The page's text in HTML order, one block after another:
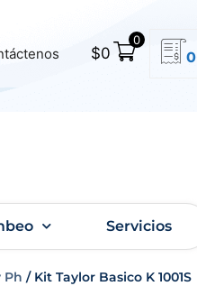
$0
0
0
Servicios
Ph / Kit Taylor Basico K 1001S